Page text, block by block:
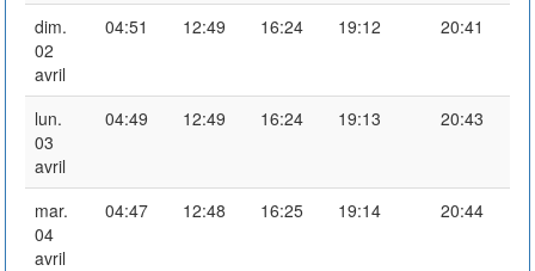
dim.
02
avril
04:51 12:49 16:24 19:12 20:41
lun.
03
avril
04:49 12:49 16:24 19:13 20:43
mar.
04
avril
04:47 12:48 16:25 19:14 20:44